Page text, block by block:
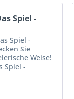
Spiel -
Spiel -
Sie
Weise!
Spiel -
Schönheit und